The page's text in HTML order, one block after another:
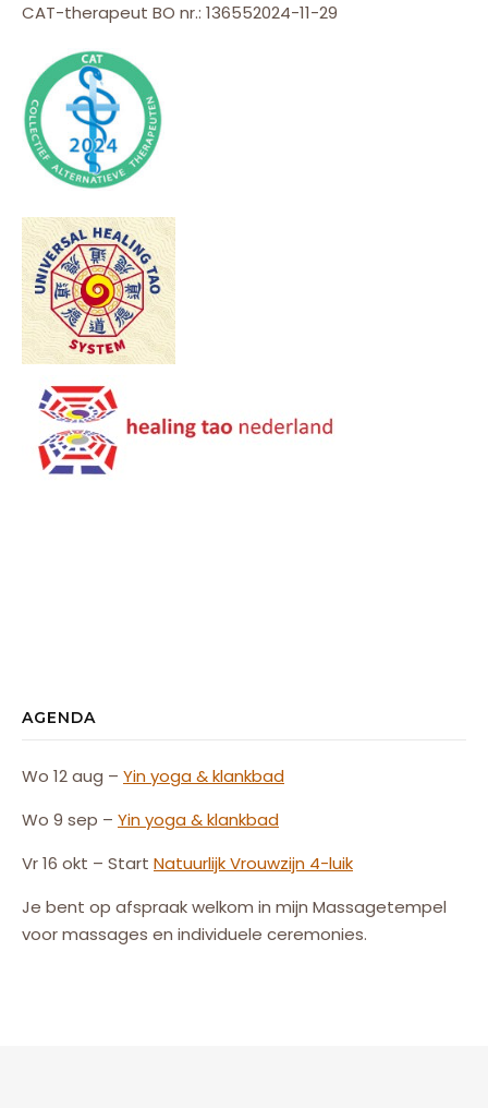
CAT-therapeut BO nr.: 136552024-11-29
AGENDA
Wo 12 aug – Yin yoga & klankbad
Wo 9 sep – Yin yoga & klankbad
Vr 16 okt – Start NatuurlijkVrouwzijn 4-luik
Je bent op afspraak welkom in mijn Massagetempel
voor massages en individuele ceremonies.